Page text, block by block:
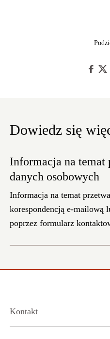
Dowiedz się
Informacja na temat
danych osobowych
Informacja na temat
korespondencją e-mailową
poprzez formularz
Kontakt